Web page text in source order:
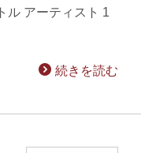
ル アーティスト 1
続きを読む